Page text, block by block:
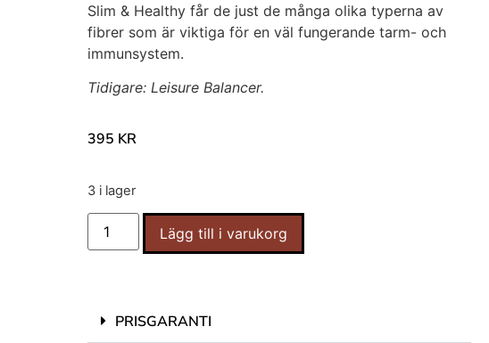
Slim & Healthy får de just de många olika typerna av
fibrer som är viktiga för en väl fungerande tarm- och
immunsystem.
Tidigare: Leisure Balancer.
395 KR
3 i lager
Lägg till i varukorg
PRISGARANTI